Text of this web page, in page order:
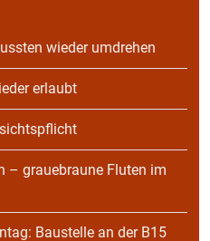
wieder umdrehen
erlaubt
– grauebraune Fluten im
Baustelle an der B15